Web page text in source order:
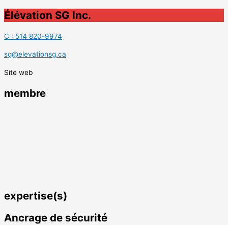
Élévation SG Inc.
C : 514 820-9974
sg@elevationsg.ca
Site web
membre
expertise(s)
Ancrage de sécurité